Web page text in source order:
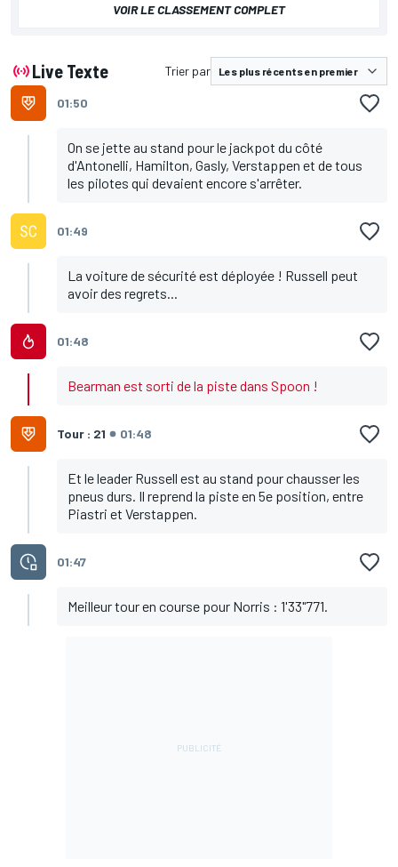
VOIR LE CLASSEMENT COMPLET
Live Texte Trier par
01:50
On se jette au stand pour le jackpot du côté
d'Antonelli, Hamilton, Gasly, Verstappen et de tous
les pilotes qui devaient encore s'arrêter.
01:49
La voiture de sécurité est déployée ! Russell peut
avoir des regrets...
01:48
Bearman est sorti de la piste dans Spoon !
Tour : 21 01:48
Et le leader Russell est au stand pour chausser les
pneus durs. Il reprend la piste en 5e position, entre
Piastri et Verstappen.
01:47
Meilleur tour en course pour Norris : 1'33"771.